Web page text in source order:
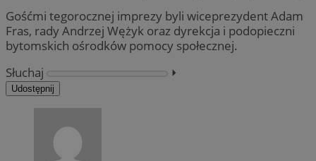
Gośćmi tegorocznej imprezy byli wiceprezydent Adam
Fras, rady Andrzej Wężyk oraz dyrekcja i podopieczni
bytomskich ośrodków pomocy społecznej.
Słuchaj
⏵︎
Udostępnij